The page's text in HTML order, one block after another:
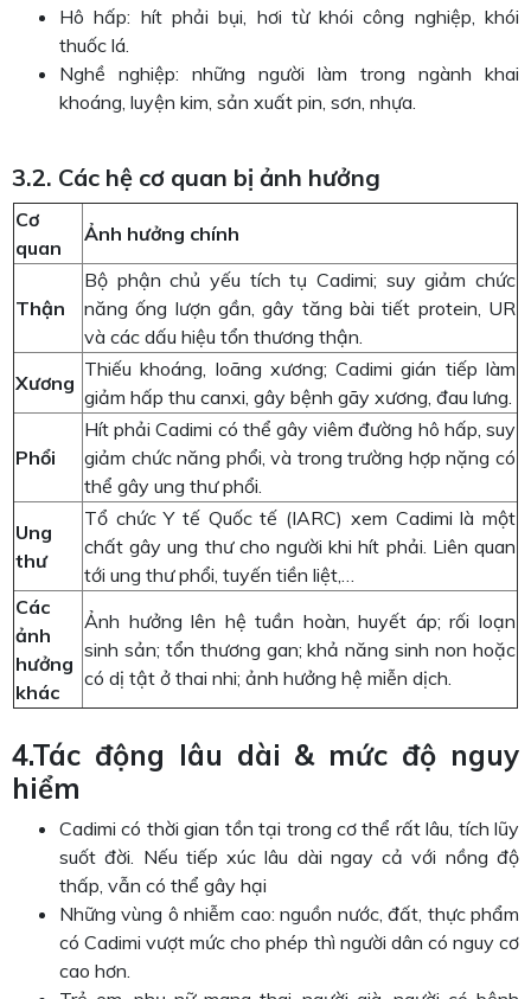
Hô hấp: hít phải bụi, hơi từ khói công nghiệp, khói
thuốc lá.
Nghề nghiệp: những người làm trong ngành khai
khoáng, luyện kim, sản xuất pin, sơn, nhựa.
3.2. Các hệ cơ quan bị ảnh hưởng
Cơ
quan
Ảnh hưởng chính
Thận
Bộ phận chủ yếu tích tụ Cadimi; suy giảm chức
năng ống lượn gần, gây tăng bài tiết protein, UR
và các dấu hiệu tổn thương thận.
Xương
Thiếu khoáng, loãng xương; Cadimi gián tiếp làm
giảm hấp thu canxi, gây bệnh gãy xương, đau lưng.
Phổi
Hít phải Cadimi có thể gây viêm đường hô hấp, suy
giảm chức năng phổi, và trong trường hợp nặng có
thể gây ung thư phổi.
Ung
thư
Tổ chức Y tế Quốc tế (IARC) xem Cadimi là một
chất gây ung thư cho người khi hít phải. Liên quan
tới ung thư phổi, tuyến tiền liệt,…
Các
ảnh
hưởng
khác
Ảnh hưởng lên hệ tuần hoàn, huyết áp; rối loạn
sinh sản; tổn thương gan; khả năng sinh non hoặc
có dị tật ở thai nhi; ảnh hưởng hệ miễn dịch.
4.Tác động lâu dài & mức độ nguy
hiểm
Cadimi có thời gian tồn tại trong cơ thể rất lâu, tích lũy
suốt đời. Nếu tiếp xúc lâu dài ngay cả với nồng độ
thấp, vẫn có thể gây hại
Những vùng ô nhiễm cao: nguồn nước, đất, thực phẩm
có Cadimi vượt mức cho phép thì người dân có nguy cơ
cao hơn.